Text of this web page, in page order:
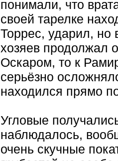
понимали, что
своей тарелке
Торрес, ударил, но
хозяев продолжал
Оскаром, то к
серьёзно
находился прямо
Угловые
наблюдалось,
очень скучные